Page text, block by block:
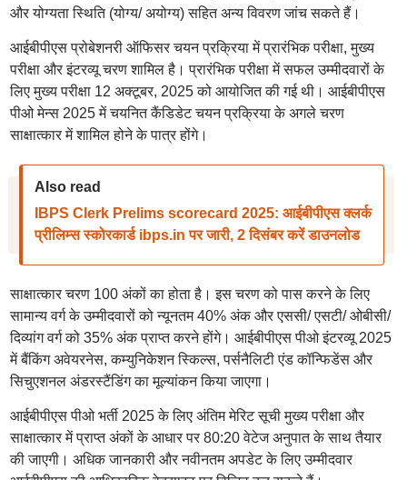
और योग्यता स्थिति (योग्य/ अयोग्य) सहित अन्य विवरण जांच सकते हैं।
आईबीपीएस प्रोबेशनरी ऑफिसर चयन प्रक्रिया में प्रारंभिक परीक्षा, मुख्य
परीक्षा और इंटरव्यू चरण शामिल है। प्रारंभिक परीक्षा में सफल उम्मीदवारों के
लिए मुख्य परीक्षा 12 अक्टूबर, 2025 को आयोजित की गई थी। आईबीपीएस
पीओ मेन्स 2025 में चयनित कैंडिडेट चयन प्रक्रिया के अगले चरण
साक्षात्कार में शामिल होने के पात्र होंगे।
Also read
IBPS Clerk Prelims scorecard 2025: आईबीपीएस क्लर्क
प्रीलिम्स स्कोरकार्ड ibps.in पर जारी, 2 दिसंबर करें डाउनलोड
साक्षात्कार चरण 100 अंकों का होता है। इस चरण को पास करने के लिए
सामान्य वर्ग के उम्मीदवारों को न्यूनतम 40% अंक और एससी/ एसटी/ ओबीसी/
दिव्यांग वर्ग को 35% अंक प्राप्त करने होंगे। आईबीपीएस पीओ इंटरव्यू 2025
में बैंकिंग अवेयरनेस, कम्युनिकेशन स्किल्स, पर्सनैलिटी एंड कॉन्फिडेंस और
सिचुएशनल अंडरस्टैंडिंग का मूल्यांकन किया जाएगा।
आईबीपीएस पीओ भर्ती 2025 के लिए अंतिम मेरिट सूची मुख्य परीक्षा और
साक्षात्कार में प्राप्त अंकों के आधार पर 80:20 वेटेज अनुपात के साथ तैयार
की जाएगी। अधिक जानकारी और नवीनतम अपडेट के लिए उम्मीदवार